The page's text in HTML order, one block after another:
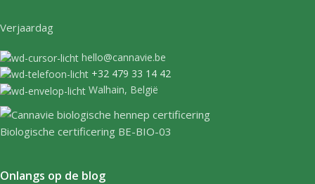
Verjaardag
hello@cannavie.be
+32 479 33 14 42
Walhain, België
Biologische certificering BE-BIO-03
Onlangs op de blog